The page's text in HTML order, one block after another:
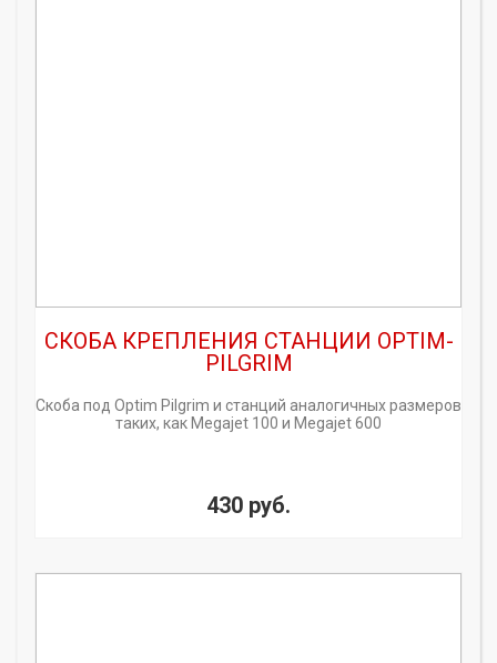
CКОБА КРЕПЛЕНИЯ СТАНЦИИ OPTIM-
PILGRIM
Скоба под Optim Pilgrim и станций аналогичных размеров
таких, как Megajet 100 и Megajet 600
430 руб.